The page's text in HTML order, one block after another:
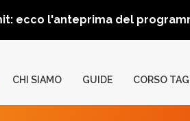
ecco l'anteprima del
CHI SIAMO GUIDE CORSO